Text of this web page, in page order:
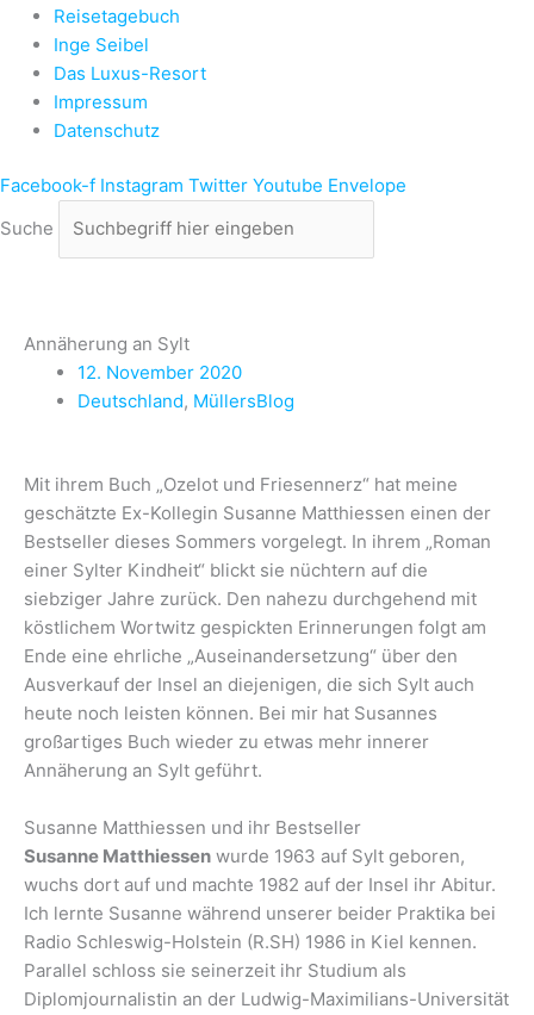
Reisetagebuch
Inge Seibel
Das Luxus-Resort
Impressum
Datenschutz
Facebook-f Instagram Twitter Youtube Envelope
Suche
Annäherung an Sylt
12. November 2020
Deutschland, MüllersBlog
Mit ihrem Buch „Ozelot und Friesennerz“ hat meine
geschätzte Ex-Kollegin Susanne Matthiessen einen der
Bestseller dieses Sommers vorgelegt. In ihrem „Roman
einer Sylter Kindheit“ blickt sie nüchtern auf die
siebziger Jahre zurück. Den nahezu durchgehend mit
köstlichem Wortwitz gespickten Erinnerungen folgt am
Ende eine ehrliche „Auseinandersetzung“ über den
Ausverkauf der Insel an diejenigen, die sich Sylt auch
heute noch leisten können. Bei mir hat Susannes
großartiges Buch wieder zu etwas mehr innerer
Annäherung an Sylt geführt.
Susanne Matthiessen und ihr Bestseller
Susanne Matthiessen wurde 1963 auf Sylt geboren,
wuchs dort auf und machte 1982 auf der Insel ihr Abitur.
Ich lernte Susanne während unserer beider Praktika bei
Radio Schleswig-Holstein (R.SH) 1986 in Kiel kennen.
Parallel schloss sie seinerzeit ihr Studium als
Diplomjournalistin an der Ludwig-Maximilians-Universität